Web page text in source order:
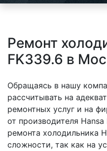
Ремонт
FK339.6 в
Обращаясь в нашу
рассчитывать на
ремонтных услуг и на
от производителя
ремонта холодильника
сложности, так как на